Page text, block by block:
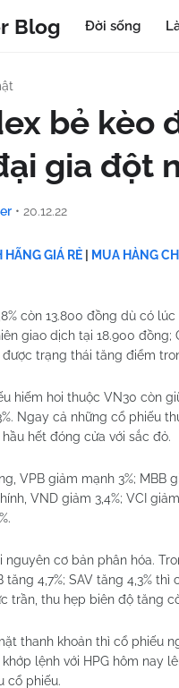
Blog Đời sống
bẻ kèo
gia đột
• 20.12.22
HÃNG GIÁ RẺ MUA HÀNG
còn 13.800 đồng dù có
giao dịch tại 18.900 đồng;
trạng thái tăng điểm
hiếm hoi thuộc VN30 còn
Ngay cả những cổ phiếu
hết đóng cửa với sắc đỏ.
VPB giảm mạnh 3%; MBB
VND giảm 3,4%; VCI
nguyên cơ bản phân hóa.
tăng 4,7%; SAV tăng 4,3% thì
trần, thu hẹp biên độ tăng
thanh khoản thì cổ phiếu
lệnh với HPG hôm nay
cổ phiếu.